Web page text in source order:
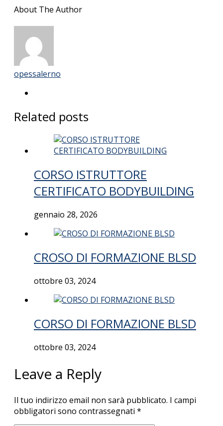
About The Author
opessalerno
Related posts
CORSO ISTRUTTORE
CERTIFICATO BODYBUILDING
gennaio 28, 2026
CROSO DI FORMAZIONE BLSD
ottobre 03, 2024
CORSO DI FORMAZIONE BLSD
ottobre 03, 2024
Leave a Reply
Il tuo indirizzo email non sarà pubblicato. I campi
obbligatori sono contrassegnati *